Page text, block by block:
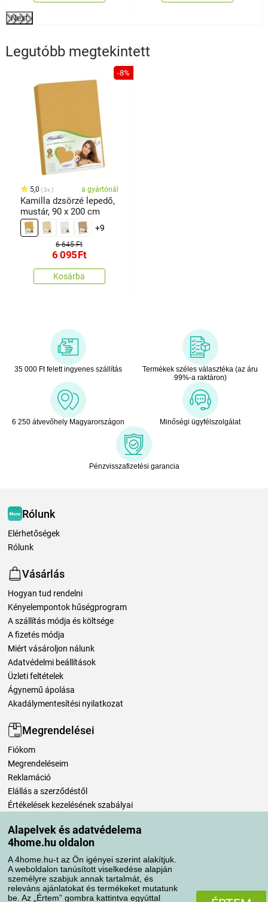
Alapelvek és adatvédelema
4home.hu oldalon
A 4home.hu-t az Ön igényei szerint alakítjuk.
A weboldalon tanúsított viselkedése alapján
személyre szabjuk annak tartalmát, és
releváns ajánlatokat és termékeket mutatunk
be. Az „Értem” gombra kattintva egyúttal
Next
Legutóbb megtekintett
-8%
5,0 3x a gyártónál
Kamilla dzsörzé lepedő,
mustár, 90 x 200 cm
+9
6 645 Ft
6 095Ft
Kosárba
35 000 Ft felett ingyenes szállítás
Termékek széles választéka (az áru
99%-a raktáron)
6 250 átvevőhely Magyarországon Minőségi ügyfélszolgálat
Pénzvisszafizetési garancia
Rólunk
Elérhetőségek
Rólunk
Vásárlás
Hogyan tud rendelni
Kényelempontok hűségprogram
A szállítás módja és költsége
A fizetés módja
Miért vásároljon nálunk
Adatvédelmi beállítások
Üzleti feltételek
Ágynemű ápolása
Akadálymentesítési nyilatkozat
Megrendelései
Fiókom
Megrendeléseim
Reklamáció
Elállás a szerződéstől
Értékelések kezelésének szabályai
Szállítási módok
Fizetési módok